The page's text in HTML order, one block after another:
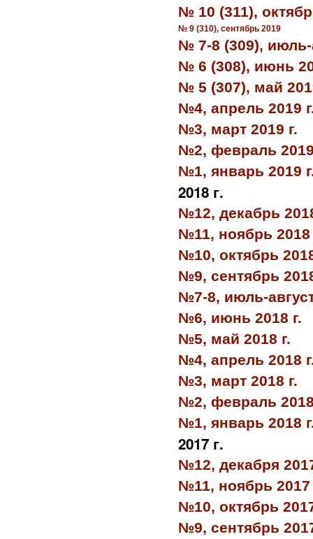
№ 10 (311),
№ 9 (310), сентябрь 2019
№ 7-8 (309), июль-
№ 6 (308), июнь
№ 5 (307), май
№4, апрель 2019
№3, март 2019 г.
№2, февраль 2019
№1, январь 2019
2018 г.
№12, декабрь
№11, ноябрь 2018
№10, октябрь
№9, сентябрь
№7-8, июль-
№6, июнь 2018 г.
№5, май 2018 г.
№4, апрель 2018
№3, март 2018 г.
№2, февраль 2018
№1, январь 2018
2017 г.
№12, декабря
№11, ноябрь 2017
№10, октябрь
№9, сентябрь